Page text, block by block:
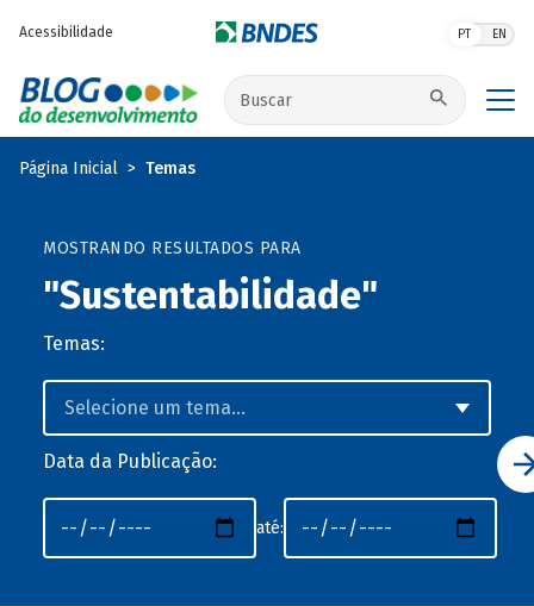
Acessibilidade PT EN
Buscar no site
Página Inicial Temas
MOSTRANDO RESULTADOS PARA
"Sustentabilidade"
Temas:
Data da Publicação:
até: